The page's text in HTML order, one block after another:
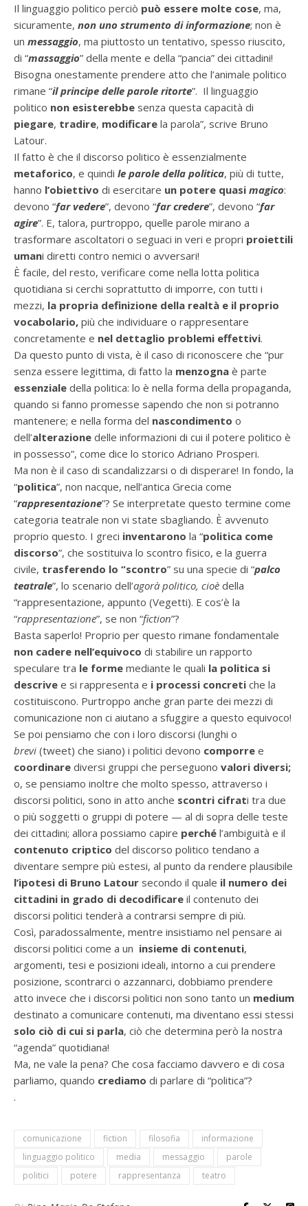
Il linguaggio politico perciò può essere molte cose, ma,
sicuramente, non uno strumento di informazione; non è
un messaggio, ma piuttosto un tentativo, spesso riuscito,
di “massaggio” della mente e della “pancia” dei cittadini!
Bisogna onestamente prendere atto che l’animale politico
rimane “il principe delle parole ritorte”. Il linguaggio
politico non esisterebbe senza questa capacità di
piegare, tradire, modificare la parola”, scrive Bruno
Latour.
Il fatto è che il discorso politico è essenzialmente
metaforico, e quindi le parole della politica, più di tutte,
hanno l’obiettivo di esercitare un potere quasi magico:
devono “far vedere”, devono “far credere”, devono “far
agire”. E, talora, purtroppo, quelle parole mirano a
trasformare ascoltatori o seguaci in veri e propri proiettili
umani diretti contro nemici o avversari!
È facile, del resto, verificare come nella lotta politica
quotidiana si cerchi soprattutto di imporre, con tutti i
mezzi, la propria definizione della realtà e il proprio
vocabolario, più che individuare o rappresentare
concretamente e nel dettaglio problemi effettivi.
Da questo punto di vista, è il caso di riconoscere che “pur
senza essere legittima, di fatto la menzogna è parte
essenziale della politica: lo è nella forma della propaganda,
quando si fanno promesse sapendo che non si potranno
mantenere; e nella forma del nascondimento o
dell’alterazione delle informazioni di cui il potere politico è
in possesso”, come dice lo storico Adriano Prosperi.
Ma non è il caso di scandalizzarsi o di disperare! In fondo, la
“politica”, non nacque, nell’antica Grecia come
“rappresentazione”? Se interpretate questo termine come
categoria teatrale non vi state sbagliando. È avvenuto
proprio questo. I greci inventarono la “politica come
discorso”, che sostituiva lo scontro fisico, e la guerra
civile, trasferendo lo “scontro” su una specie di “palco
teatrale”, lo scenario dell’agorà politico, cioè della
“rappresentazione, appunto (Vegetti). E cos’è la
“rappresentazione”, se non “fiction”?
Basta saperlo! Proprio per questo rimane fondamentale
non cadere nell’equivoco di stabilire un rapporto
speculare tra le forme mediante le quali la politica si
descrive e si rappresenta e i processi concreti che la
costituiscono. Purtroppo anche gran parte dei mezzi di
comunicazione non ci aiutano a sfuggire a questo equivoco!
Se poi pensiamo che con i loro discorsi (lunghi o
brevi (tweet) che siano) i politici devono comporre e
coordinare diversi gruppi che perseguono valori diversi;
o, se pensiamo inoltre che molto spesso, attraverso i
discorsi politici, sono in atto anche scontri cifrati tra due
o più soggetti o gruppi di potere — al di sopra delle teste
dei cittadini; allora possiamo capire perché l’ambiguità e il
contenuto criptico del discorso politico tendano a
diventare sempre più estesi, al punto da rendere plausibile
l’ipotesi di Bruno Latour secondo il quale il numero dei
cittadini in grado di decodificare il contenuto dei
discorsi politici tenderà a contrarsi sempre di più.
Così, paradossalmente, mentre insistiamo nel pensare ai
discorsi politici come a un insieme di contenuti,
argomenti, tesi e posizioni ideali, intorno a cui prendere
posizione, scontrarci o azzannarci, dobbiamo prendere
atto invece che i discorsi politici non sono tanto un medium
destinato a comunicare contenuti, ma diventano essi stessi
solo ciò di cui si parla, ciò che determina però la nostra
“agenda” quotidiana!
Ma, ne vale la pena? Che cosa facciamo davvero e di cosa
parliamo, quando crediamo di parlare di “politica”?
.
comunicazione fiction filosofia
informazione
linguaggio politico
media messaggio
parole
politici
potere rappresentanza teatro